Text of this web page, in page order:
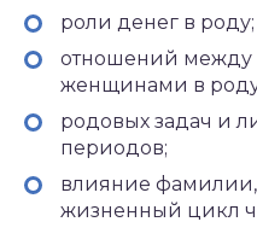
роли денег в роду;
отношений
женщинами в
родовых задач и
периодов;
влияние фамилии,
жизненный цикл